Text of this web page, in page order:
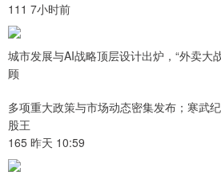
111 7小时前
城市发展与AI战略顶层设计出炉，“外卖大
顾
多项重大政策与市场动态密集发布；寒武
股王
165 昨天 10:59